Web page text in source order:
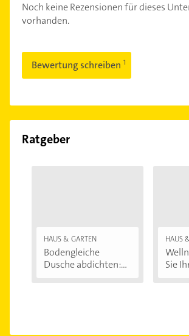
Noch keine Rezensionen für dieses
vorhanden.
Bewertung schreiben
Ratgeber
HAUS & GARTEN
Bodengleiche
Dusche abdichten:...
HAUS
Sie